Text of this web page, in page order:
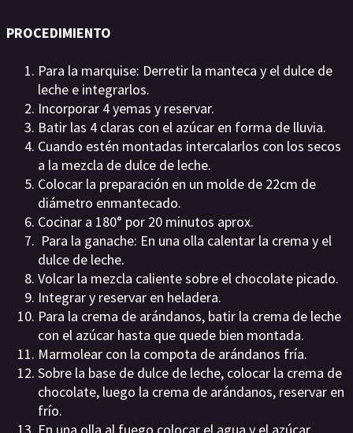
PROCEDIMIENTO
Para la marquise: Derretir la manteca y el dulce de
leche e integrarlos.
Incorporar 4 yemas y reservar.
Batir las 4 claras con el azúcar en forma de lluvia.
Cuando estén montadas intercalarlos con los secos
a la mezcla de dulce de leche.
Colocar la preparación en un molde de 22cm de
diámetro enmantecado.
Cocinar a 180° por 20 minutos aprox.
Para la ganache: En una olla calentar la crema y el
dulce de leche.
Volcar la mezcla caliente sobre el chocolate picado.
Integrar y reservar en heladera.
Para la crema de arándanos, batir la crema de leche
con el azúcar hasta que quede bien montada.
Marmolear con la compota de arándanos fría.
Sobre la base de dulce de leche, colocar la crema de
chocolate, luego la crema de arándanos, reservar en
frío.